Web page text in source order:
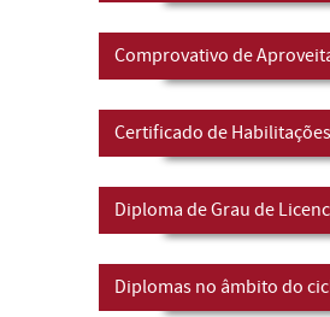
Comprovativo de
Certificado de Habilitações
Diploma de Grau de
Diplomas no âmbito do